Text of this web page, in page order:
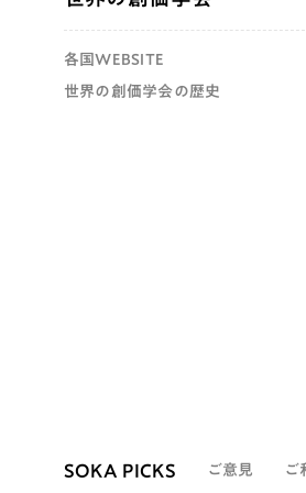
各国WEBSITE
世界の創価学会の歴史
SOKA PICKS ご意見 ご